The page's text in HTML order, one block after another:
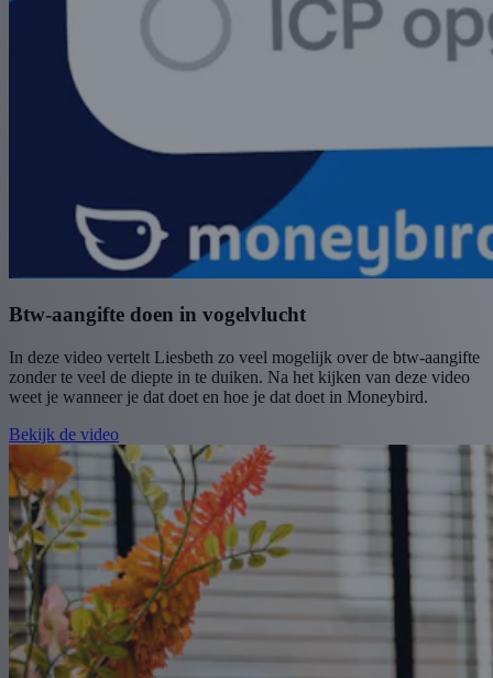
Btw-aangifte doen in vogelvlucht
In deze video vertelt Liesbeth zo veel mogelijk over de btw-aangifte
zonder te veel de diepte in te duiken. Na het kijken van deze video
weet je wanneer je dat doet en hoe je dat doet in Moneybird.
Bekijk de video